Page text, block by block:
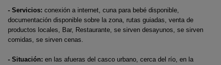
- Servicios: conexión a internet, cuna para bebé disponible,
documentación disponible sobre la zona, rutas guiadas, venta de
productos locales, Bar, Restaurante, se sirven desayunos, se sirven
comidas, se sirven cenas.
- Situación: en las afueras del casco urbano, cerca del río, en la